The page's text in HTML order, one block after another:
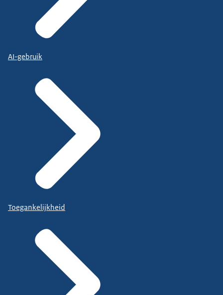
AI-gebruik
Toegankelijkheid